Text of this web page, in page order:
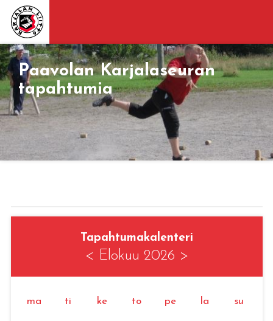
Paavolan Karjalaseuran
tapahtumia
Tapahtumakalenteri
< Elokuu 2026 >
ma ti ke to pe la su